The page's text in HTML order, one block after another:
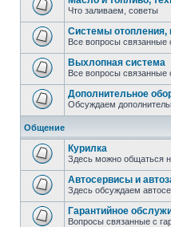
Что заливаем, советы
Системы отопления,
Все вопросы связанные
Выхлопная система
Все вопросы связанные
Дополнительное
Обсуждаем
Общение
Курилка
Здесь можно общаться
Автосервисы и
Здесь обсуждаем
Гарантийное
Вопросы связанные с